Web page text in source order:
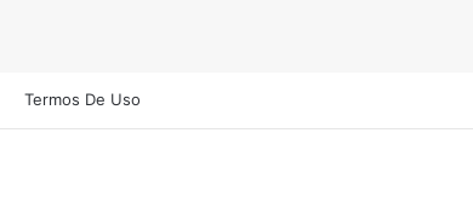
Termos De Uso